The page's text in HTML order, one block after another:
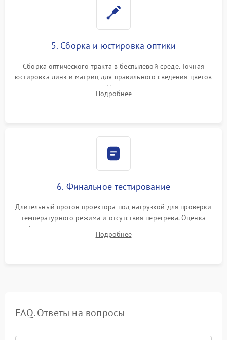
5. Сборка и юстировка оптики
Сборка оптического тракта в беспылевой среде. Точная
юстировка линз и матриц для правильного сведения цветов
и устранения размытия. Надежное подключение всех
шлейфов, установка датчиков и закрытие корпуса
Подробнее
6. Финальное тестирование
Длительный прогон проектора под нагрузкой для проверки
температурного режима и отсутствия перегрева. Оценка
фокуса, контрастности и цветопередачи на тестовых
таблицах. Проверка работы всех видеовходов и кнопок
Подробнее
FAQ. Ответы на вопросы